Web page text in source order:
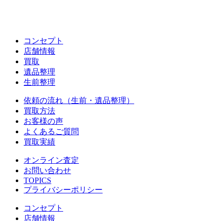
コンセプト
店舗情報
買取
遺品整理
生前整理
依頼の流れ（生前・遺品整理）
買取方法
お客様の声
よくあるご質問
買取実績
オンライン査定
お問い合わせ
TOPICS
プライバシーポリシー
コンセプト
店舗情報